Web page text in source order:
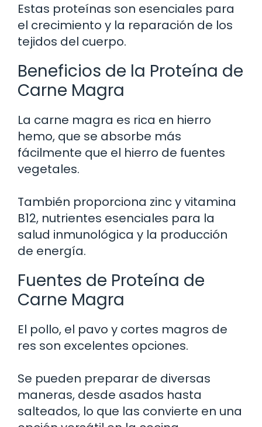
Estas proteínas son esenciales para
el crecimiento y la reparación de los
tejidos del cuerpo.
Beneficios de la Proteína de
Carne Magra
La carne magra es rica en hierro
hemo, que se absorbe más
fácilmente que el hierro de fuentes
vegetales.
También proporciona zinc y vitamina
B12, nutrientes esenciales para la
salud inmunológica y la producción
de energía.
Fuentes de Proteína de
Carne Magra
El pollo, el pavo y cortes magros de
res son excelentes opciones.
Se pueden preparar de diversas
maneras, desde asados hasta
salteados, lo que las convierte en una